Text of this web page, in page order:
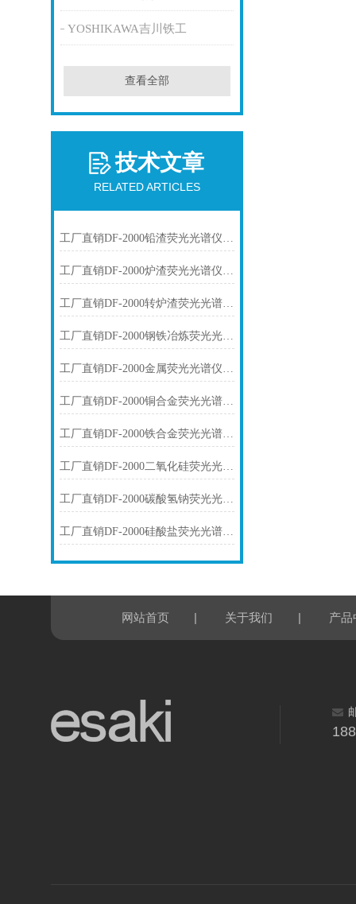
YOSHIKAWA吉川铁工
查看全部
技术文章
RELATED ARTICLES
工厂直销DF-2000铅渣荧光光谱仪技术参数
工厂直销DF-2000炉渣荧光光谱仪技术参数
工厂直销DF-2000转炉渣荧光光谱仪技术参数
工厂直销DF-2000钢铁冶炼荧光光谱仪技术参数
工厂直销DF-2000金属荧光光谱仪技术参数
工厂直销DF-2000铜合金荧光光谱仪技术参数
工厂直销DF-2000铁合金荧光光谱仪技术参数
工厂直销DF-2000二氧化硅荧光光谱仪技术参数
工厂直销DF-2000碳酸氢钠荧光光谱仪技术参数
工厂直销DF-2000硅酸盐荧光光谱仪技术参数
网站首页 | 关于我们 | 产品